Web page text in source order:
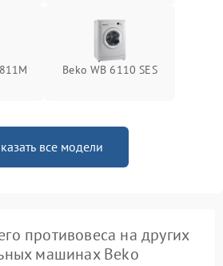
Beko WB 6110 SES
все модели
противовеса на других
машинах Beko